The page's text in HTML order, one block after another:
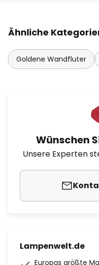
Ähnliche
Goldene Wandfluter
Wünschen
Unsere Experten
Lampenwelt.de
Europas größte